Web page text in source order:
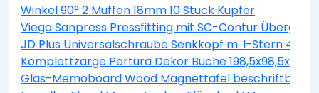
Winkel 90° 2 Muffen 18mm 10 Stück Kupfer
Viega Sanpress Pressfitting mit SC-Contur
JD Plus Universalschraube Senkkopf m. I-Stern
Komplettzarge Pertura Dekor Buche 198,5x98,5x16,0
Glas-Memoboard Wood Magnettafel beschriftbar